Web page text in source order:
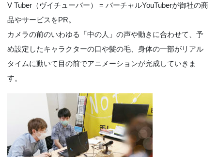
V Tuber（ヴイチューバー） = バーチャルYouTuberが御社の商
品やサービスをPR。
カメラの前のいわゆる「中の人」の声や動きに合わせて、予
め設定したキャラクターの口や髪の毛、身体の一部がリアル
タイムに動いて目の前でアニメーションが完成していきま
す。